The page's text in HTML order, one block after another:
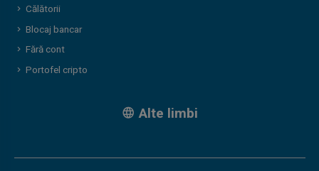
Călătorii
Blocaj bancar
Fără cont
Portofel cripto
Alte limbi